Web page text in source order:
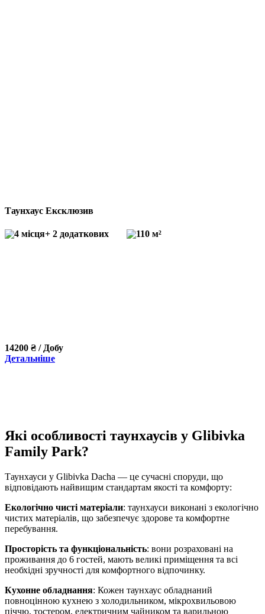
Таунхаус Ексклюзив
4 місця+ 2 додаткових 110 м²
14200 ₴ / Добу
Детальніше
Які особливості таунхаусів у Glibivka
Family Park?
Таунхауси у Glibivka Dacha — це сучасні споруди, що
відповідають найвищим стандартам якості та комфорту:
Екологічно чисті матеріали: таунхауси виконані з екологічно
чистих матеріалів, що забезпечує здорове та комфортне
перебування.
Просторість та функціональність: вони розраховані на
проживання до 6 гостей, мають великі приміщення та всі
необхідні зручності для комфортного відпочинку.
Кухонне обладнання: Кожен таунхаус обладнаний
повноцінною кухнею з холодильником, мікрохвильовою
піччю, тостером, електричним чайником та варильною